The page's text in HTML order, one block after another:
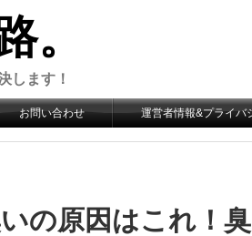
。
します！
お問い合わせ 運営者情報&プライバ
の原因はこれ！